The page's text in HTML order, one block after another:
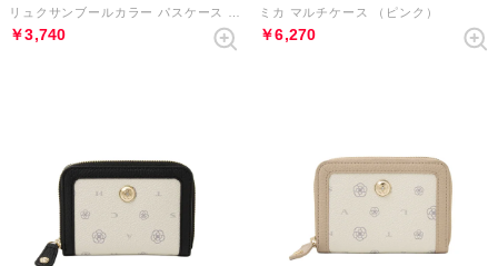
￥3,740
ミカ マルチケース （ピンク）
￥6,270